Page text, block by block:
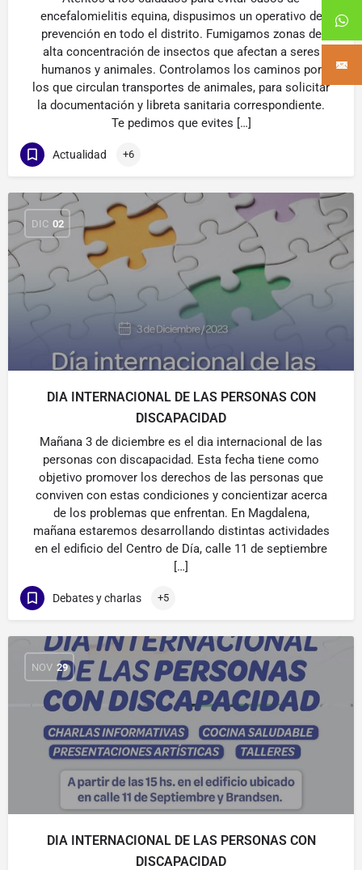
encefalomielitis equina, dispusimos un operativo de
prevención en todo el distrito. Fumigamos zonas de
alta concentración de insectos que afectan a seres
humanos y animales. Controlamos los caminos por
los que circulan transportes de animales, para solicitar
la documentación y libreta sanitaria correspondiente.
Te pedimos que evites […]
Actualidad +6
DIC 02
DIA INTERNACIONAL DE LAS PERSONAS CON
DISCAPACIDAD
Mañana 3 de diciembre es el dia internacional de las
personas con discapacidad. Esta fecha tiene como
objetivo promover los derechos de las personas que
conviven con estas condiciones y concientizar acerca
de los problemas que enfrentan. En Magdalena,
mañana estaremos desarrollando distintas actividades
en el edificio del Centro de Día, calle 11 de septiembre
[…]
Debates y charlas +5
NOV 29
DIA INTERNACIONAL DE LAS PERSONAS CON
DISCAPACIDAD